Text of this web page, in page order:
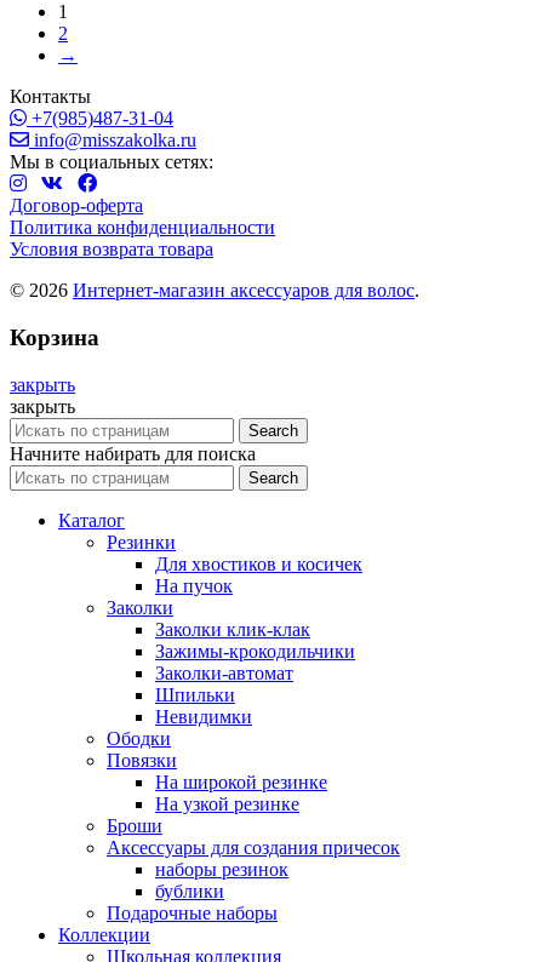
1
2
→
Контакты
+7(985)487-31-04
info@misszakolka.ru
Мы в социальных сетях:
Договор-оферта
Политика конфиденциальности
Условия возврата товара
© 2026 Интернет-магазин аксессуаров для волос.
Корзина
закрыть
закрыть
Search
Начните набирать для поиска
Search
Каталог
Резинки
Для хвостиков и косичек
На пучок
Заколки
Заколки клик-клак
Зажимы-крокодильчики
Заколки-автомат
Шпильки
Невидимки
Ободки
Повязки
На широкой резинке
На узкой резинке
Броши
Аксессуары для создания причесок
наборы резинок
бублики
Подарочные наборы
Коллекции
Школьная коллекция